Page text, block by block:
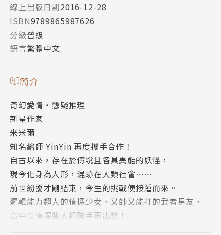
線上出版日期2016-12-28
ISBN9789865987626
分級普級
語言繁體中文
簡介
奇幻愛情・懸疑推理
新星作家
米米爾
知名繪師 YinYin 再度攜手合作！
自古以來，存在於傳說且各具異能的妖怪，
現今化身為人形，混跡在人類社會⋯⋯
前世紛擾才剛結束，今生的挑戰便接踵而來。
邏輯能力超人的偵探少女、又帥又能打的武者男友，
高中生偵探雙人組聯手再出撃！